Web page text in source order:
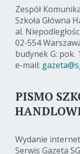
Zespół
Szkoła Główna
al.
02-554
budynek G: pok.
e-mail:
PISMO
Wydanie
Serwis Gazeta